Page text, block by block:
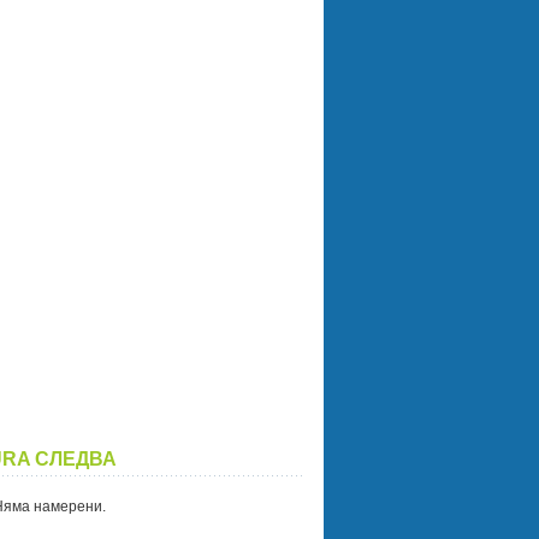
СЛЕДВА
намерени.